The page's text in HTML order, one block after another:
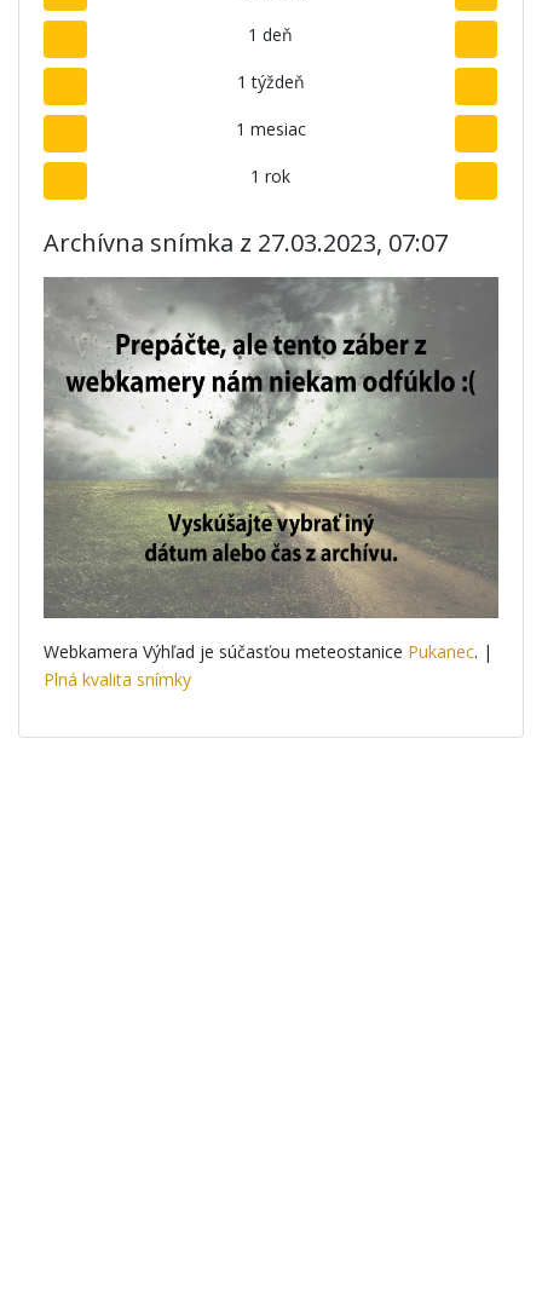
1 deň
1 týždeň
1 mesiac
1 rok
Archívna snímka z 27.03.2023, 07:07
Webkamera Výhľad je súčasťou meteostanice Pukanec. |
Plná kvalita snímky